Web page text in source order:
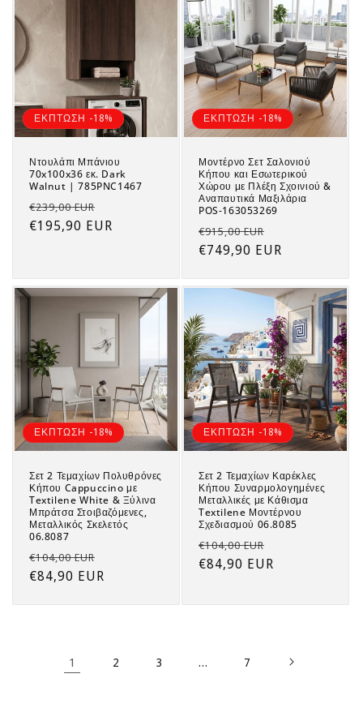
ΕΚΠΤΩΣΗ -18%
Ντουλάπι Μπάνιου
70x100x36 εκ. Dark
Walnut | 785PNC1467
Regular
price
€239,00 EUR
price
€195,90 EUR
ΕΚΠΤΩΣΗ -18%
Μοντέρνο Σετ Σαλονιού
Κήπου και Εσωτερικού
Χώρου με Πλέξη Σχοινιού &
Αναπαυτικά Μαξιλάρια
POS-163053269
Regular
price
€915,00 EUR
price
€749,90 EUR
ΕΚΠΤΩΣΗ -18%
Σετ 2 Τεμαχίων Πολυθρόνες
Κήπου Cappuccino με
Textilene White & Ξύλινα
Μπράτσα Στοιβαζόμενες,
Μεταλλικός Σκελετός
06.8087
Regular
price
€104,00 EUR
price
€84,90 EUR
ΕΚΠΤΩΣΗ -18%
Σετ 2 Τεμαχίων Καρέκλες
Κήπου Συναρμολογημένες
Μεταλλικές με Κάθισμα
Textilene Μοντέρνου
Σχεδιασμού 06.8085
Regular
price
€104,00 EUR
price
€84,90 EUR
1 2 3 … 7